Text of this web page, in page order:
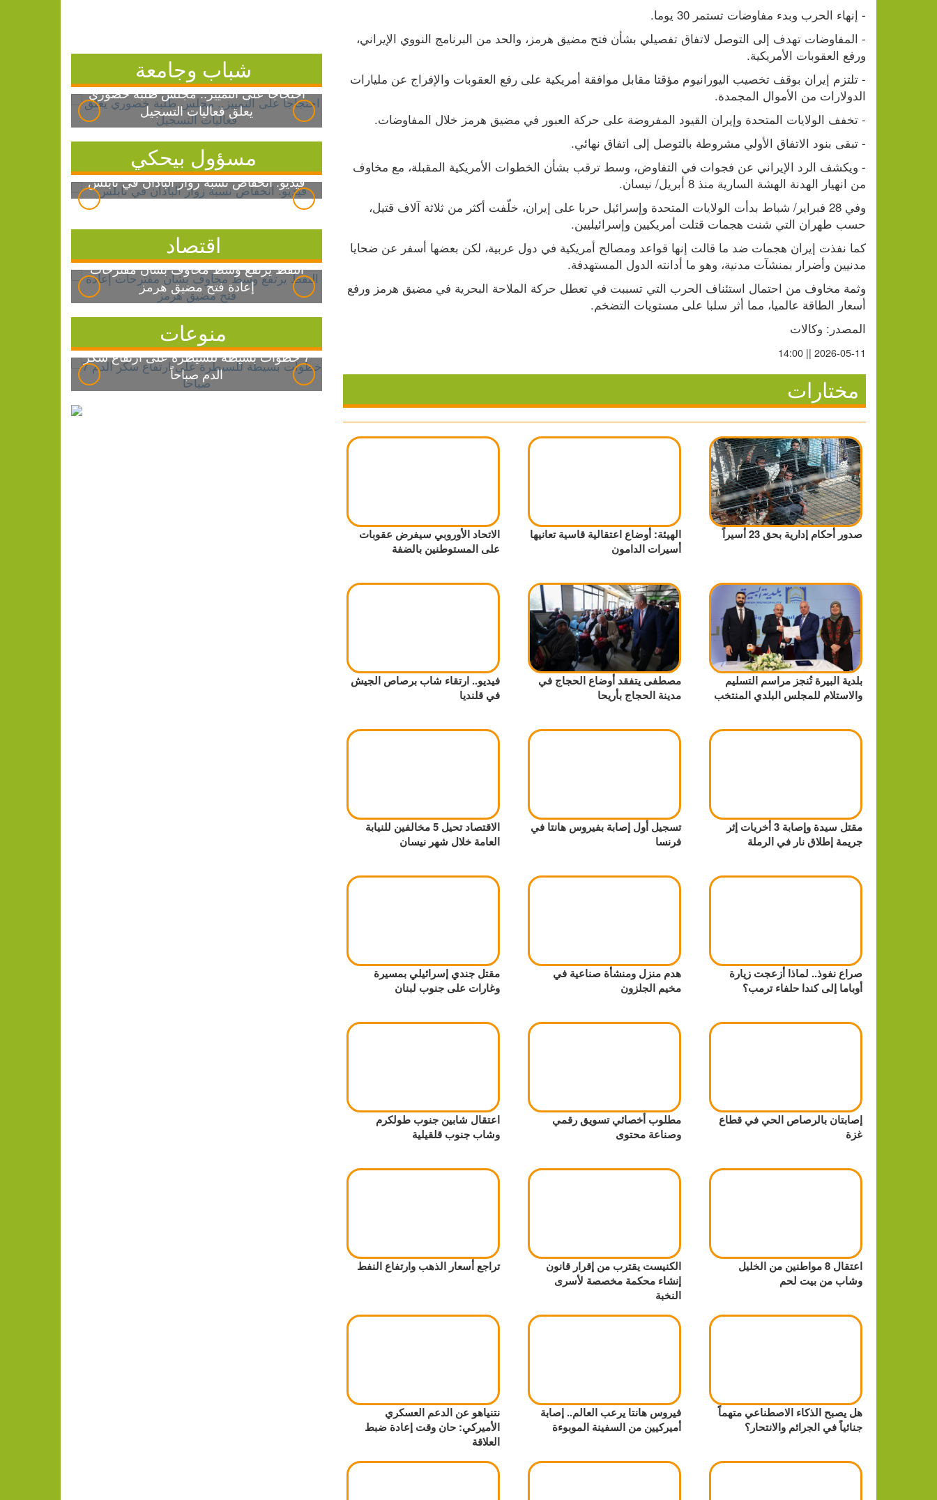
- إنهاء الحرب وبدء مفاوضات تستمر 30 يوما.
ورفع العقوبات الأمريكية.
الدولارات من الأموال المجمدة.
- تخفف الولايات المتحدة وإيران القيود المفروضة على حركة العبور في مضيق هرمز خلال المفاوضات.
- تبقى بنود الاتفاق الأولي مشروطة بالتوصل إلى اتفاق نهائي.
من انهيار الهدنة الهشة السارية منذ 8 أبريل/ نيسان.
حسب طهران التي شنت هجمات قتلت أمريكيين وإسرائيليين.
مدنيين وأضرار بمنشآت مدنية، وهو ما أدانته الدول المستهدفة.
أسعار الطاقة عالميا، مما أثر سلبا على مستويات التضخم.
المصدر: وكالات
2026-05-11 || 14:00
مختارات
صدور أحكام إدارية بحق 23 أسيراً
الهيئة: أوضاع اعتقالية قاسية تعانيها
أسيرات الدامون
الاتحاد الأوروبي سيفرض عقوبات
على المستوطنين بالضفة
بلدية البيرة تُنجز مراسم التسليم
والاستلام للمجلس البلدي المنتخب
مصطفى يتفقد أوضاع الحجاج في
مدينة الحجاج بأريحا
فيديو.. ارتقاء شاب برصاص الجيش
في قلنديا
مقتل سيدة وإصابة 3 أخريات إثر
جريمة إطلاق نار في الرملة
تسجيل أول إصابة بفيروس هانتا في
فرنسا
الاقتصاد تحيل 5 مخالفين للنيابة
العامة خلال شهر نيسان
صراع نفوذ.. لماذا أزعجت زيارة
أوباما إلى كندا حلفاء ترمب؟
هدم منزل ومنشأة صناعية في
مخيم الجلزون
مقتل جندي إسرائيلي بمسيرة
وغارات على جنوب لبنان
إصابتان بالرصاص الحي في قطاع
غزة
مطلوب أخصائي تسويق رقمي
وصناعة محتوى
اعتقال شابين جنوب طولكرم
وشاب جنوب قلقيلية
اعتقال 8 مواطنين من الخليل
وشاب من بيت لحم
الكنيست يقترب من إقرار قانون
إنشاء محكمة مخصصة لأسرى
النخبة
تراجع أسعار الذهب وارتفاع النفط
هل يصبح الذكاء الاصطناعي متهماً
جنائياً في الجرائم والانتحار؟
فيروس هانتا يرعب العالم.. إصابة
أميركيين من السفينة الموبوءة
نتنياهو عن الدعم العسكري
الأميركي: حان وقت إعادة ضبط
العلاقة
شباب وجامعة
احتجاجاً على التمييز.. مجلس طلبة خضوري
يعلق فعاليات التسجيل
مسؤول بيحكي
فيديو: انخفاض نسبة زوار الباذان في نابلس
اقتصاد
النفط يرتفع وسط مخاوف بشأن مقترحات
إعادة فتح مضيق هرمز
منوعات
7 خطوات بسيطة للسيطرة على ارتفاع سكر
الدم صباحاً